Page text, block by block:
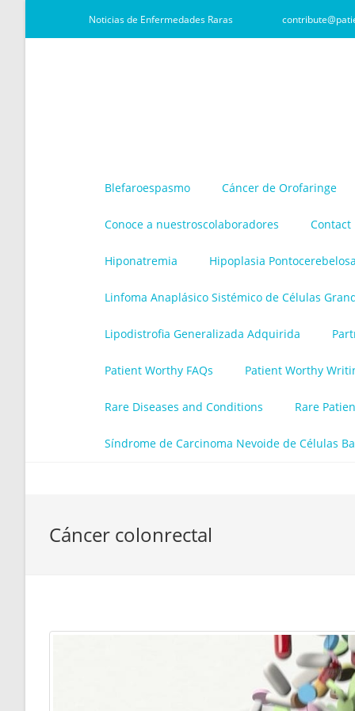
Noticias de Enfermedades Raras
Blefaroespasmo Cáncer de Orofaringe
Conoce a nuestroscolaboradores Contact
Hiponatremia Hipoplasia
Linfoma Anaplásico Sistémico de Células
Lipodistrofia Generalizada Adquirida
Patient Worthy FAQs Patient Worthy
Rare Diseases and Conditions Rare
Síndrome de Carcinoma Nevoide de Células
Cáncer colonrectal